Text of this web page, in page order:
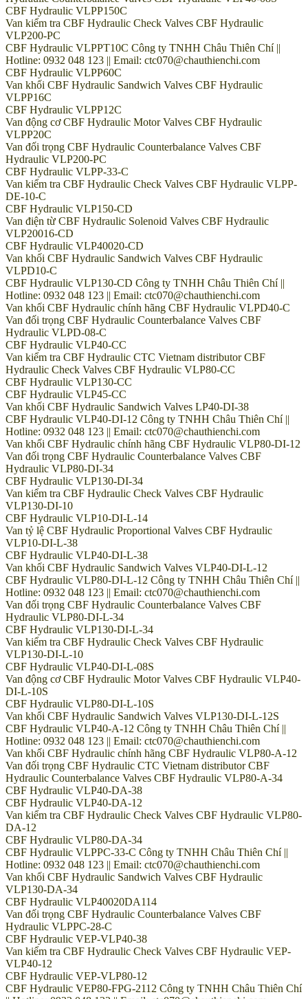
CBF Hydraulic VLPP150C
Van kiểm tra CBF Hydraulic Check Valves CBF Hydraulic
VLP200-PC
CBF Hydraulic VLPPT10C Công ty TNHH Châu Thiên Chí ||
Hotline: 0932 048 123 || Email: ctc070@chauthienchi.com
CBF Hydraulic VLPP60C
Van khối CBF Hydraulic Sandwich Valves CBF Hydraulic
VLPP16C
CBF Hydraulic VLPP12C
Van động cơ CBF Hydraulic Motor Valves CBF Hydraulic
VLPP20C
Van đối trọng CBF Hydraulic Counterbalance Valves CBF
Hydraulic VLP200-PC
CBF Hydraulic VLPP-33-C
Van kiểm tra CBF Hydraulic Check Valves CBF Hydraulic VLPP-
DE-10-C
CBF Hydraulic VLP150-CD
Van điện từ CBF Hydraulic Solenoid Valves CBF Hydraulic
VLP20016-CD
CBF Hydraulic VLP40020-CD
Van khối CBF Hydraulic Sandwich Valves CBF Hydraulic
VLPD10-C
CBF Hydraulic VLP130-CD Công ty TNHH Châu Thiên Chí ||
Hotline: 0932 048 123 || Email: ctc070@chauthienchi.com
Van khối CBF Hydraulic chính hãng CBF Hydraulic VLPD40-C
Van đối trọng CBF Hydraulic Counterbalance Valves CBF
Hydraulic VLPD-08-C
CBF Hydraulic VLP40-CC
Van kiểm tra CBF Hydraulic CTC Vietnam distributor CBF
Hydraulic Check Valves CBF Hydraulic VLP80-CC
CBF Hydraulic VLP130-CC
CBF Hydraulic VLP45-CC
Van khối CBF Hydraulic Sandwich Valves LP40-DI-38
CBF Hydraulic VLP40-DI-12 Công ty TNHH Châu Thiên Chí ||
Hotline: 0932 048 123 || Email: ctc070@chauthienchi.com
Van khối CBF Hydraulic chính hãng CBF Hydraulic VLP80-DI-12
Van đối trọng CBF Hydraulic Counterbalance Valves CBF
Hydraulic VLP80-DI-34
CBF Hydraulic VLP130-DI-34
Van kiểm tra CBF Hydraulic Check Valves CBF Hydraulic
VLP130-DI-10
CBF Hydraulic VLP10-DI-L-14
Van tỷ lệ CBF Hydraulic Proportional Valves CBF Hydraulic
VLP10-DI-L-38
CBF Hydraulic VLP40-DI-L-38
Van khối CBF Hydraulic Sandwich Valves VLP40-DI-L-12
CBF Hydraulic VLP80-DI-L-12 Công ty TNHH Châu Thiên Chí ||
Hotline: 0932 048 123 || Email: ctc070@chauthienchi.com
Van đối trọng CBF Hydraulic Counterbalance Valves CBF
Hydraulic VLP80-DI-L-34
CBF Hydraulic VLP130-DI-L-34
Van kiểm tra CBF Hydraulic Check Valves CBF Hydraulic
VLP130-DI-L-10
CBF Hydraulic VLP40-DI-L-08S
Van động cơ CBF Hydraulic Motor Valves CBF Hydraulic VLP40-
DI-L-10S
CBF Hydraulic VLP80-DI-L-10S
Van khối CBF Hydraulic Sandwich Valves VLP130-DI-L-12S
CBF Hydraulic VLP40-A-12 Công ty TNHH Châu Thiên Chí ||
Hotline: 0932 048 123 || Email: ctc070@chauthienchi.com
Van khối CBF Hydraulic chính hãng CBF Hydraulic VLP80-A-12
Van đối trọng CBF Hydraulic CTC Vietnam distributor CBF
Hydraulic Counterbalance Valves CBF Hydraulic VLP80-A-34
CBF Hydraulic VLP40-DA-38
CBF Hydraulic VLP40-DA-12
Van kiểm tra CBF Hydraulic Check Valves CBF Hydraulic VLP80-
DA-12
CBF Hydraulic VLP80-DA-34
CBF Hydraulic VLPPC-33-C Công ty TNHH Châu Thiên Chí ||
Hotline: 0932 048 123 || Email: ctc070@chauthienchi.com
Van khối CBF Hydraulic Sandwich Valves CBF Hydraulic
VLP130-DA-34
CBF Hydraulic VLP40020DA114
Van đối trọng CBF Hydraulic Counterbalance Valves CBF
Hydraulic VLPPC-28-C
CBF Hydraulic VEP-VLP40-38
Van kiểm tra CBF Hydraulic Check Valves CBF Hydraulic VEP-
VLP40-12
CBF Hydraulic VEP-VLP80-12
CBF Hydraulic VEP80-FPG-2112 Công ty TNHH Châu Thiên Chí